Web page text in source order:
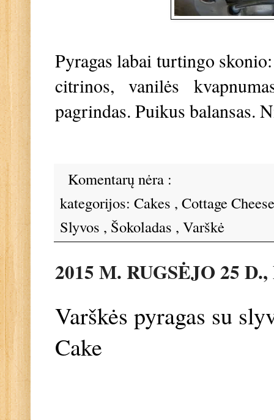
Pyragas labai turtingo
citrinos, vanilės
pagrindas. Puikus balansas.
Komentarų nėra :
kategorijos: Cakes , Cottage
Slyvos , Šokoladas , Varškė
2015 M. RUGSĖJO 25
Varškės pyragas su
Cake